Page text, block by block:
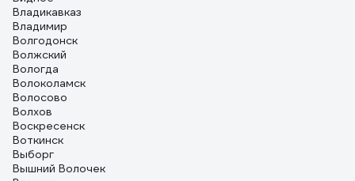
Владикавказ
Владимир
Волгодонск
Волжский
Вологда
Волоколамск
Волосово
Волхов
Воскресенск
Воткинск
Выборг
Вышний Волочек